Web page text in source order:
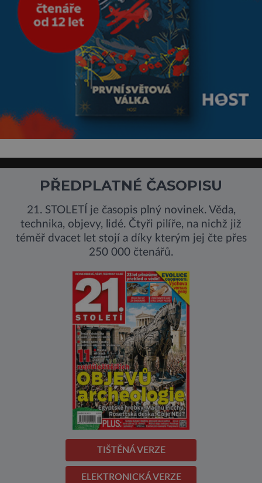
PŘEDPLATNÉ ČASOPISU
21. STOLETÍ je časopis plný novinek. Věda,
technika, objevy, lidé. Čtyři pilíře, na nichž již
téměř dvacet let stojí a díky kterým jej čte přes
250 000 čtenářů.
TIŠTĚNÁ VERZE
ELEKTRONICKÁ VERZE